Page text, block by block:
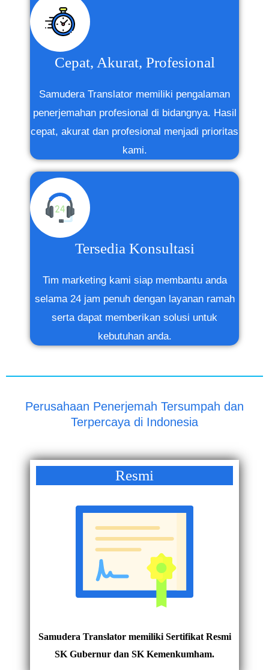
Cepat, Akurat, Profesional
Samudera Translator memiliki pengalaman
penerjemahan profesional di bidangnya. Hasil
cepat, akurat dan profesional menjadi prioritas
kami.
Tersedia Konsultasi
Tim marketing kami siap membantu anda
selama 24 jam penuh dengan layanan ramah
serta dapat memberikan solusi untuk
kebutuhan anda.
Perusahaan Penerjemah Tersumpah dan
Terpercaya di Indonesia
Resmi
Samudera Translator memiliki Sertifikat Resmi
SK Gubernur dan SK Kemenkumham.